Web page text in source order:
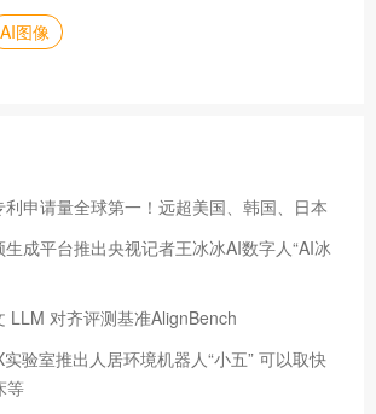
AI图像
申请量全球第一！远超美国、韩国、日本
成平台推出央视记者王冰冰AI数字人“AI冰
LLM 对齐评测基准AlignBench
验室推出人居环境机器人“小五” 可以取快
等